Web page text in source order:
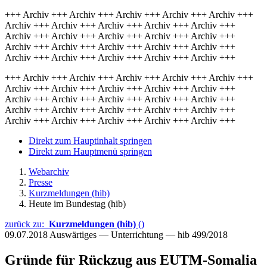
+++ Archiv +++ Archiv +++ Archiv +++ Archiv +++ Archiv +++
Archiv +++ Archiv +++ Archiv +++ Archiv +++ Archiv +++
Archiv +++ Archiv +++ Archiv +++ Archiv +++ Archiv +++
Archiv +++ Archiv +++ Archiv +++ Archiv +++ Archiv +++
Archiv +++ Archiv +++ Archiv +++ Archiv +++ Archiv +++
+++ Archiv +++ Archiv +++ Archiv +++ Archiv +++ Archiv +++
Archiv +++ Archiv +++ Archiv +++ Archiv +++ Archiv +++
Archiv +++ Archiv +++ Archiv +++ Archiv +++ Archiv +++
Archiv +++ Archiv +++ Archiv +++ Archiv +++ Archiv +++
Archiv +++ Archiv +++ Archiv +++ Archiv +++ Archiv +++
Direkt zum Hauptinhalt springen
Direkt zum Hauptmenü springen
Webarchiv
Presse
Kurzmeldungen (hib)
Heute im Bundestag (hib)
zurück zu: Kurzmeldungen (hib) ()
09.07.2018 Auswärtiges — Unterrichtung — hib 499/2018
Gründe für Rückzug aus EUTM-Somalia